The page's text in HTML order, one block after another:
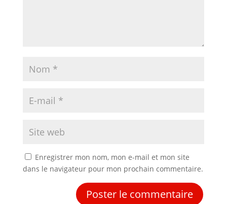
Enregistrer mon nom, mon e-mail et mon site
dans le navigateur pour mon prochain commentaire.